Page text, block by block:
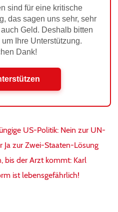
sind für eine kritische
das sagen uns sehr, sehr
Geld. Deshalb bitten
Ihre Unterstützung.
Dank!
US-Politik: Nein zur UN-
Ja zur Zwei-Staaten-Lösung
bis der Arzt kommt: Karl
ist lebensgefährlich!